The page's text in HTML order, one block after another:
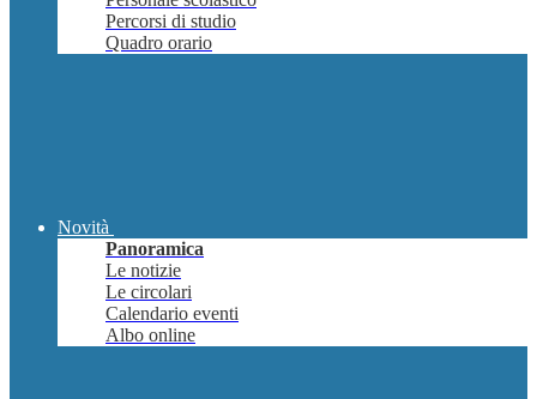
Percorsi di studio
Quadro orario
Novità
Panoramica
Le notizie
Le circolari
Calendario eventi
Albo online